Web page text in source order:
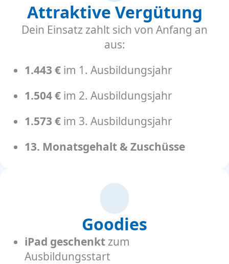
Attraktive Vergütung
Dein Einsatz zahlt sich von Anfang an
aus:
1.443 € im 1. Ausbildungsjahr
1.504 € im 2. Ausbildungsjahr
1.573 € im 3. Ausbildungsjahr
13. Monatsgehalt & Zuschüsse
Goodies
iPad geschenkt zum
Ausbildungsstart